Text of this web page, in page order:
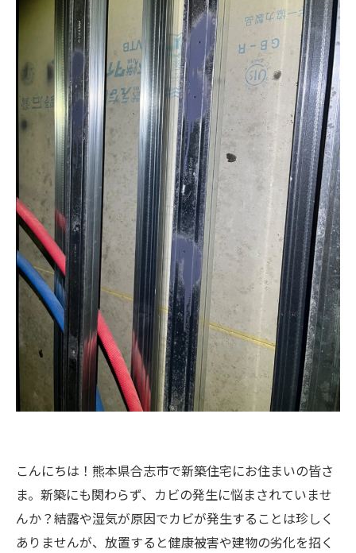
こんにちは！熊本県合志市で新築住宅にお住まいの皆さ
ま。新築にも関わらず、カビの発生に悩まされていませ
んか？結露や湿気が原因でカビが発生することは珍しく
ありませんが、放置すると健康被害や建物の劣化を招く